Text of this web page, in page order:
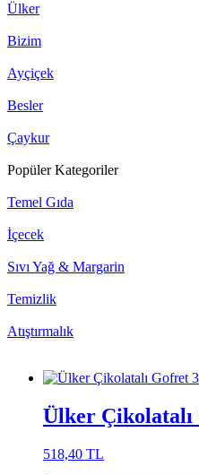
Ülker
Bizim
Ayçiçek
Besler
Çaykur
Popüler Kategoriler
Temel Gıda
İçecek
Sıvı Yağ & Margarin
Temizlik
Atıştırmalık
Ülker Çikolatalı
518,40 TL